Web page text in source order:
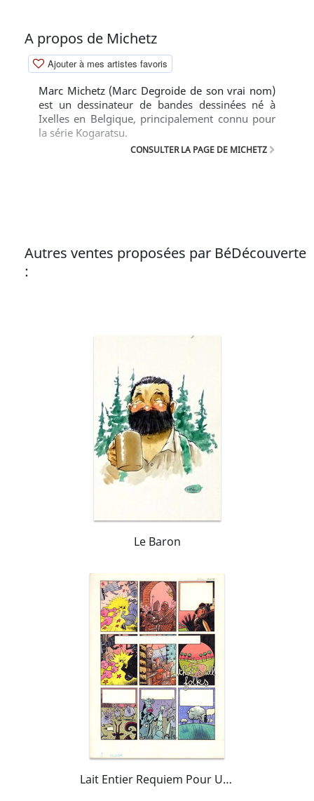
A propos de Michetz
Ajouter à mes artistes favoris
Marc Michetz (Marc Degroide de son vrai nom)
est un dessinateur de bandes dessinées né à
Ixelles en Belgique, principalement connu pour
la série Kogaratsu.
CONSULTER LA PAGE DE MICHETZ
Autres ventes proposées par BéDécouverte
:
Le Baron
Lait Entier Requiem Pour Une Vache pl.9